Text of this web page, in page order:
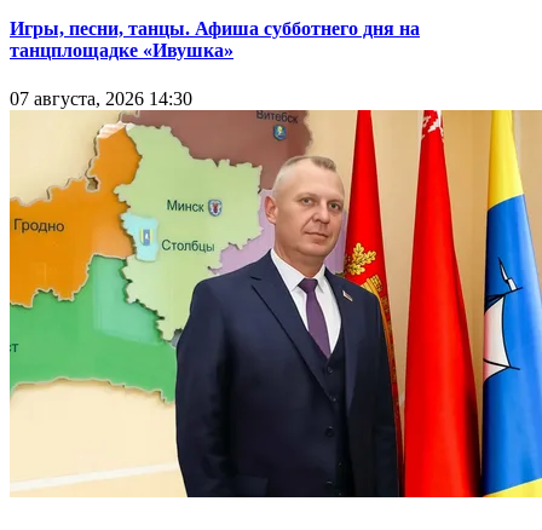
Игры, песни, танцы. Афиша субботнего дня на
танцплощадке «Ивушка»
07 августа, 2026 14:30